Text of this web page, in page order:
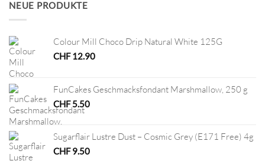
NEUE PRODUKTE
Colour Mill Choco Drip Natural White 125G
CHF12.90
FunCakes Geschmacksfondant Marshmallow, 250 g
CHF5.50
Sugarflair Lustre Dust – Cosmic Grey (E171 Free) 4g
CHF9.50